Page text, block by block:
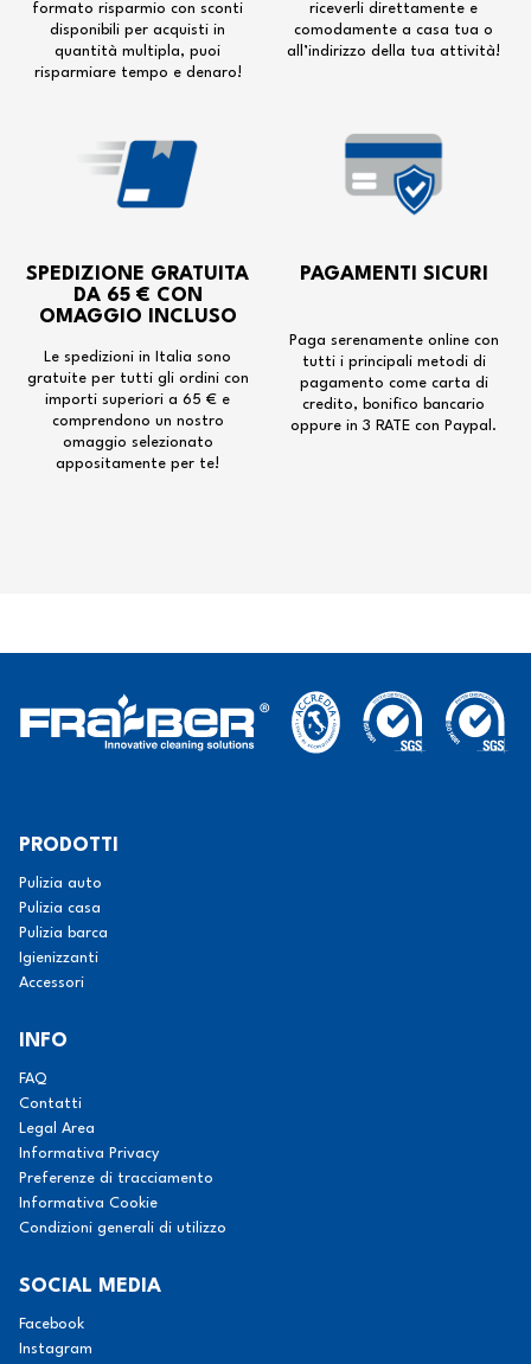
formato risparmio con sconti
disponibili per acquisti in
quantità multipla, puoi
risparmiare tempo e denaro!
riceverli direttamente e
comodamente a casa tua o
all’indirizzo della tua attività!
SPEDIZIONE GRATUITA
DA 65 € CON
OMAGGIO INCLUSO
Le spedizioni in Italia sono
gratuite per tutti gli ordini con
importi superiori a 65 € e
comprendono un nostro
omaggio selezionato
appositamente per te!
PAGAMENTI SICURI
Paga serenamente online con
tutti i principali metodi di
pagamento come carta di
credito, bonifico bancario
oppure in 3 RATE con Paypal.
PRODOTTI
Pulizia auto
Pulizia casa
Pulizia barca
Igienizzanti
Accessori
INFO
FAQ
Contatti
Legal Area
Informativa Privacy
Preferenze di tracciamento
Informativa Cookie
Condizioni generali di utilizzo
SOCIAL MEDIA
Facebook
Instagram